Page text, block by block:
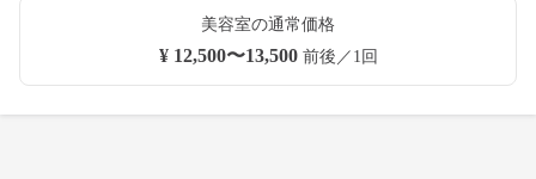
美容室の通常価格
¥ 12,500〜13,500前後／1回